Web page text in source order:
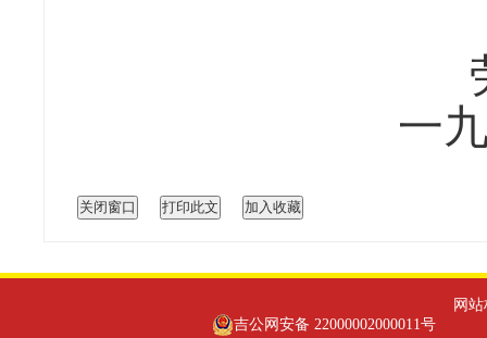
劳 动
一九九五年
吉公网安备 22000002000011号 网